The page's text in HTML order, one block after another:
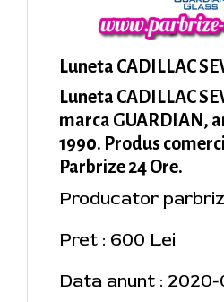
Luneta CADILLAC
Luneta CADILLAC
marca GUARDIAN,
1990. Produs
Parbrize 24 Ore.
Producator parbriz
Pret : 600 Lei
Data anunt : 2020-